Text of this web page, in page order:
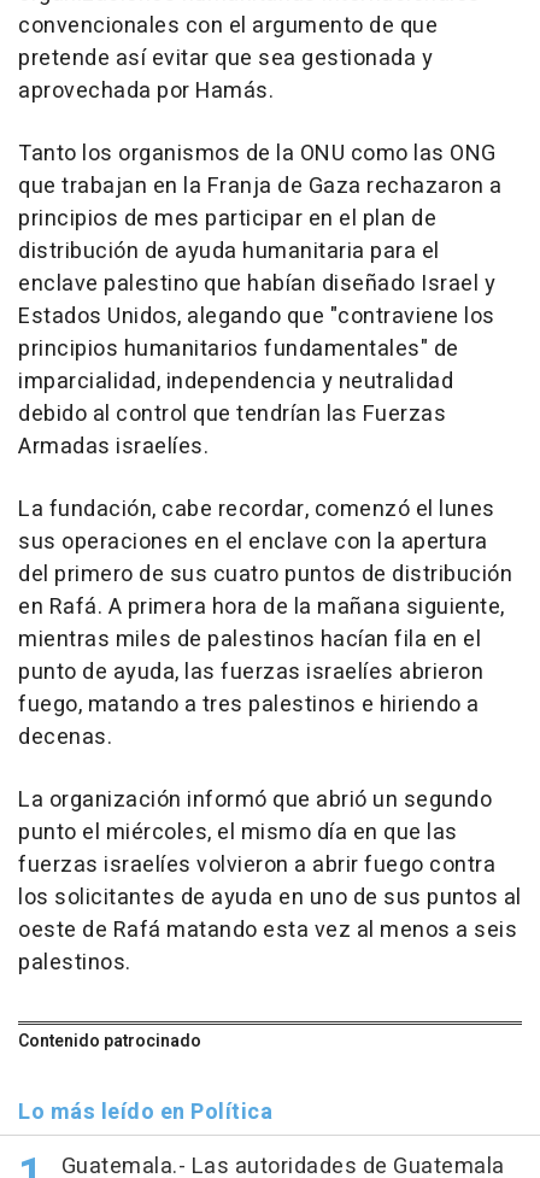
convencionales con el argumento de que
pretende así evitar que sea gestionada y
aprovechada por Hamás.
Tanto los organismos de la ONU como las ONG
que trabajan en la Franja de Gaza rechazaron a
principios de mes participar en el plan de
distribución de ayuda humanitaria para el
enclave palestino que habían diseñado Israel y
Estados Unidos, alegando que "contraviene los
principios humanitarios fundamentales" de
imparcialidad, independencia y neutralidad
debido al control que tendrían las Fuerzas
Armadas israelíes.
La fundación, cabe recordar, comenzó el lunes
sus operaciones en el enclave con la apertura
del primero de sus cuatro puntos de distribución
en Rafá. A primera hora de la mañana siguiente,
mientras miles de palestinos hacían fila en el
punto de ayuda, las fuerzas israelíes abrieron
fuego, matando a tres palestinos e hiriendo a
decenas.
La organización informó que abrió un segundo
punto el miércoles, el mismo día en que las
fuerzas israelíes volvieron a abrir fuego contra
los solicitantes de ayuda en uno de sus puntos al
oeste de Rafá matando esta vez al menos a seis
palestinos.
Contenido patrocinado
Lo más leído en Política
Guatemala.- Las autoridades de Guatemala